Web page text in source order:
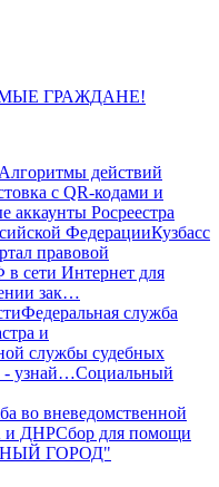
ГРАЖДАНЕ!
Алгоритмы действий
с QR-кодами и
аккаунты Росреестра
ФедерацииКузбасс
правовой
сети Интернет для
зак…
Федеральная служба
и
службы судебных
- узнай…Социальный
во вневедомственной
и ДНРСбор для помощи
ГОРОД"